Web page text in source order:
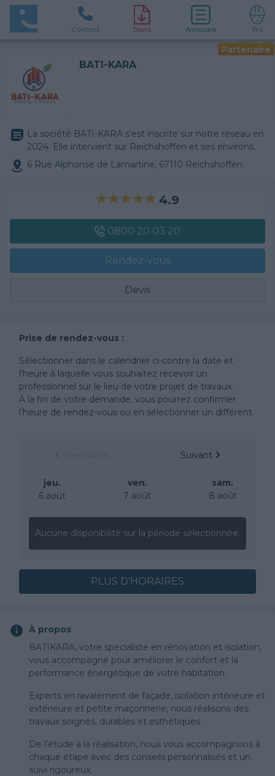
Contact Devis Annuaire Pro
Partenaire
BATI-KARA
La société BATI-KARA s'est inscrite sur notre réseau en
2024. Elle intervient sur Reichshoffen et ses environs.
6 Rue Alphonse de Lamartine, 67110 Reichshoffen
4.9
0800 20 03 20
Rendez-vous
Devis
Prise de rendez-vous :
Sélectionner dans le calendrier ci-contre la date et
l'heure à laquelle vous souhaitez recevoir un
professionnel sur le lieu de votre projet de travaux.
À la fin de votre demande, vous pourrez confirmer
l’heure de rendez-vous ou en sélectionner un différent.
Suivant
jeu.
6 août
ven.
7 août
sam.
8 août
Aucune disponibilité sur la période sélectionnée.
PLUS D'HORAIRES
À propos
BATIKARA, votre spécialiste en rénovation et isolation,
vous accompagne pour améliorer le confort et la
performance énergétique de votre habitation.
Experts en ravalement de façade, isolation intérieure et
extérieure et petite maçonnerie, nous réalisons des
travaux soignés, durables et esthétiques.
De l’étude à la réalisation, nous vous accompagnons à
chaque étape avec des conseils personnalisés et un
suivi rigoureux.